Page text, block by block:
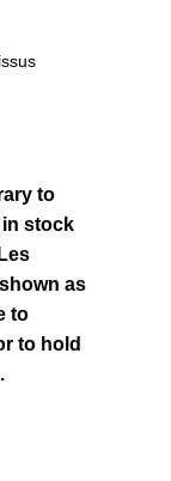
to
stock
as
to
to hold